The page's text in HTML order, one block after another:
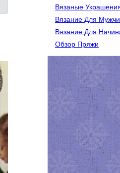
Вязаные
Вязание Для
Вязание Для
Обзор Пряжи